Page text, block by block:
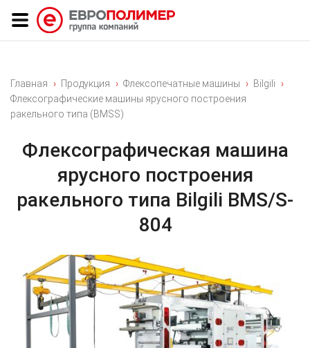
Главная Продукция Флексопечатные машины
Bilgili
Флексографические машины ярусного построения
ракельного типа (BMSS)
Флексографическая машина
ярусного построения
ракельного типа Bilgili BMS/S-
804